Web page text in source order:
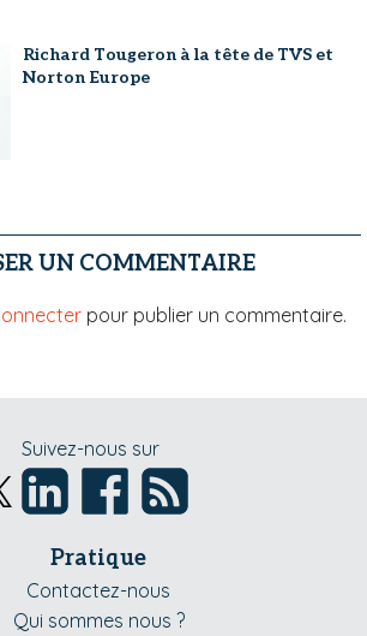
Richard Tougeron à la tête de TVS et
Norton Europe
UN COMMENTAIRE
pour publier un commentaire.
Suivez-nous sur
Pratique
Contactez-nous
Qui sommes nous ?